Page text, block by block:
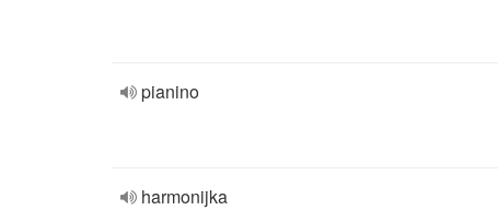
pianino
harmonijka